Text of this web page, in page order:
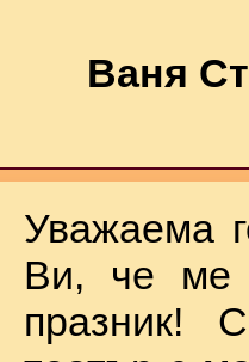
Ваня
Уважаема
Ви, че ме
празник!